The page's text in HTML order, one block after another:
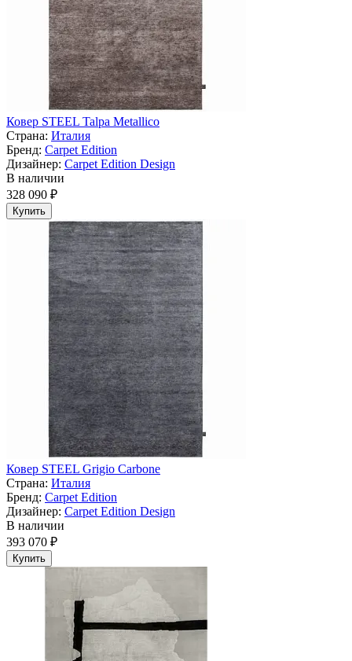
Ковер STEEL Talpa Metallico
Страна: Италия
Бренд: Carpet Edition
Дизайнер: Carpet Edition Design
В наличии
328 090 ₽
Купить
Ковер STEEL Grigio Carbone
Страна: Италия
Бренд: Carpet Edition
Дизайнер: Carpet Edition Design
В наличии
393 070 ₽
Купить